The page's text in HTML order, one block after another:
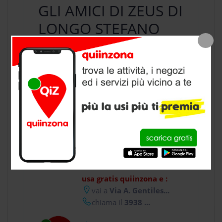
GLI AMICI DI ZEUS DI
LONGO STEFANO
negozio animalia Bisceglie, provincia
di Barletta Andria Trani
CONTATTI
usa gratis quiinzona e :
vai aVia A. Gentiles...
chiama il 3938 ...